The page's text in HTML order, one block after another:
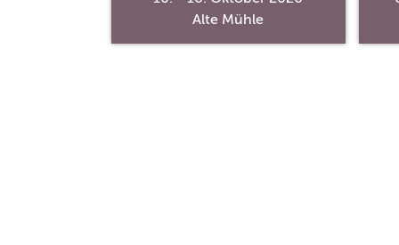
Alte Mühle